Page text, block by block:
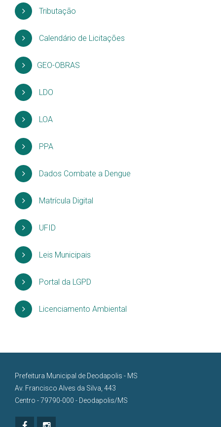
Tributação
Calendário de Licitações
GEO-OBRAS
LDO
LOA
PPA
Dados Combate a Dengue
Matrícula Digital
UFID
Leis Municipais
Portal da LGPD
Licenciamento Ambiental
Prefeitura Municipal de Deodapolis - MS
Av. Francisco Alves da Silva, 443
Centro - 79790-000 - Deodapolis/MS